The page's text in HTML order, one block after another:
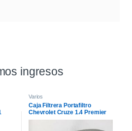
ingresos
Varios
Caja Filtrera Portafiltro
Chevrolet Cruze 1.4 Premier
19/21